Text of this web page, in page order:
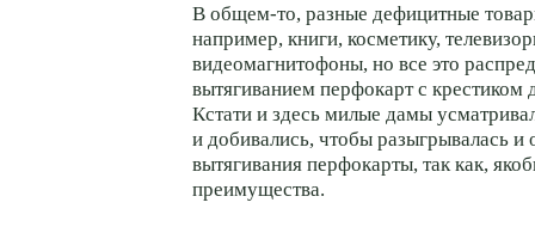
В общем-то, разные дефицитные
например, книги, косметику,
видеомагнитофоны, но все это
вытягиванием перфокарт с крестиком
Кстати и здесь милые дамы
и добивались, чтобы разыгрывалась и
вытягивания перфокарты, так как,
преимущества.